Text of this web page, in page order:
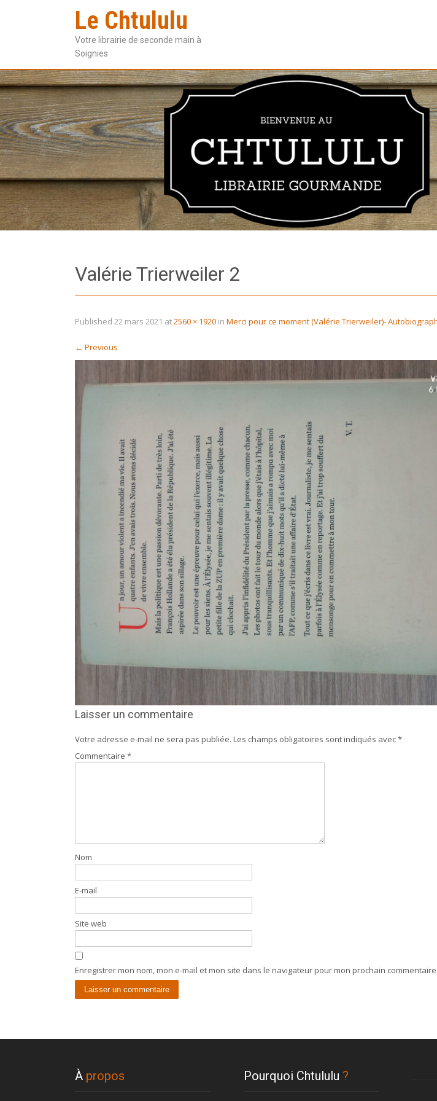
Le Chtululu
Votre librairie de seconde main à
Soignies
Valérie Trierweiler 2
Published 22 mars 2021 at2560 × 1920 in Merci pour ce moment (Valérie Trierweiler)-
← Previous
Laisser un commentaire
Votre adresse e-mail ne sera pas publiée. Les champs obligatoires sont indiqués avec*
Commentaire *
Nom
E-mail
Site web
Enregistrer mon nom, mon e-mail et mon site dans le navigateur pour mon prochain commentaire.
À propos Pourquoi Chtululu ?